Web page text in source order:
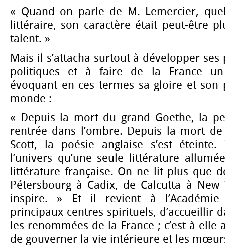
« Quand on parle de M. Lemercier,
littéraire, son caractère était peut-être
talent. »
Mais il s’attacha surtout à développer
politiques et à faire de la France un
évoquant en ces termes sa gloire et son
monde :
« Depuis la mort du grand Goethe, la
rentrée dans l’ombre. Depuis la mort
Scott, la poésie anglaise s’est
l’univers qu’une seule littérature
littérature française. On ne lit plus que
Pétersbourg à Cadix, de Calcutta à New
inspire. » Et il revient à
principaux centres spirituels, d’accueillir
les renommées de la France ; c’est à elle
de gouverner la vie intérieure et les